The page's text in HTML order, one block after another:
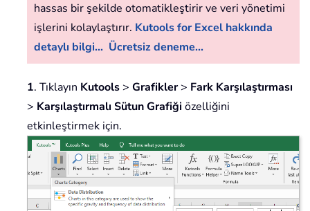
hassas bir şekilde otomatikleştirir ve veri yönetimi
işlerini kolaylaştırır. Kutools for Excel hakkında
detaylı bilgi... Ücretsiz deneme...
1. Tıklayın Kutools > Grafikler> Fark Karşılaştırması
> Karşılaştırmalı Sütun Grafiği özelliğini
etkinleştirmek için.